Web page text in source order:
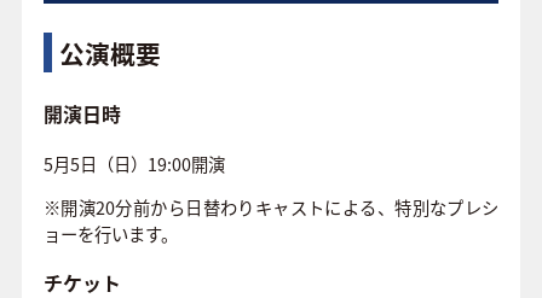
公演概要
開演日時
5月5日（日）19:00開演
※開演20分前から日替わりキャストによる、特別なプレシ
ョーを行います。
チケット